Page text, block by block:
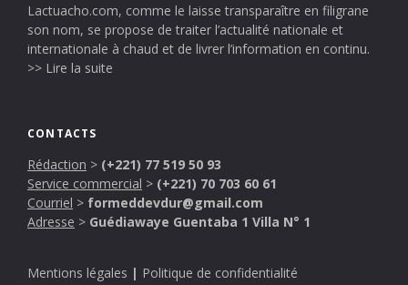
Lactuacho.com, comme le laisse transparaître en filigrane
son nom, se propose de traiter l’actualité nationale et
internationale à chaud et de livrer l’information en continu.
>> Lire la suite
CONTACTS
Rédaction > (+221) 77 519 50 93
Service commercial > (+221) 70 703 60 61
Courriel > formeddevdur@gmail.com
Adresse > Guédiawaye Guentaba 1 Villa N° 1
Mentions légales | Politique de confidentialité